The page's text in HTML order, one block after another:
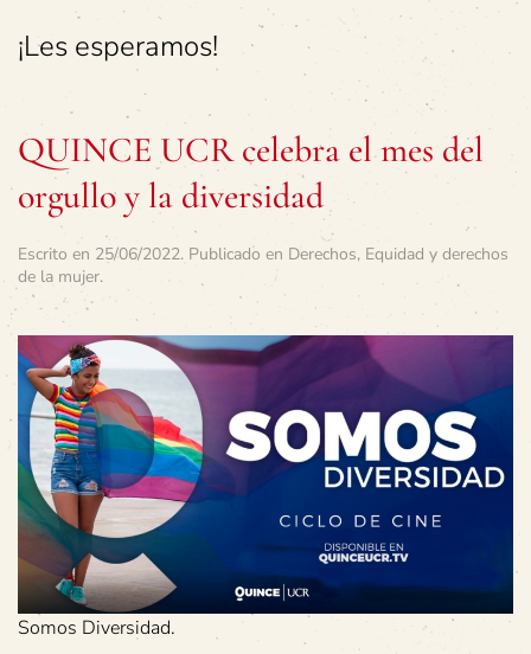
¡Les esperamos!
QUINCE UCR celebra el mes del
orgullo y la diversidad
Escrito en 25/06/2022. Publicado en Derechos, Equidad y derechos
de la mujer.
Somos Diversidad.